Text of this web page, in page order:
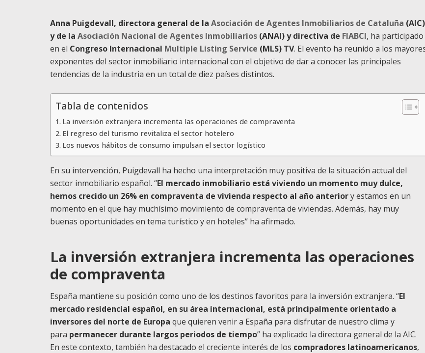
Anna Puigdevall, directora general de la Asociación de Agentes Inmobiliarios de Cataluña (AIC)
y de la Asociación Nacional de Agentes Inmobiliarios (ANAI) y directiva de FIABCI, ha participado
en el Congreso Internacional Multiple Listing Service (MLS) TV. El evento ha reunido a los
exponentes del sector inmobiliario internacional con el objetivo de dar a conocer las principales
tendencias de la industria en un total de diez países distintos.
Tabla de contenidos
La inversión extranjera incrementa las operaciones de compraventa
El regreso del turismo revitaliza el sector hotelero
Los nuevos hábitos de consumo impulsan el sector logístico
En su intervención, Puigdevall ha hecho una interpretación muy positiva de la situación actual del
sector inmobiliario español. “El mercado inmobiliario está viviendo un momento muy dulce,
hemos crecido un 26% en compraventa de vivienda respecto al año anteriory estamos en un
momento en el que hay muchísimo movimiento de compraventa de viviendas. Además, hay muy
buenas oportunidades en tema turístico y en hoteles” ha afirmado.
La inversión extranjera incrementa las operaciones
de compraventa
España mantiene su posición como uno de los destinos favoritos para la inversión extranjera. “El
mercado residencial español, en su área internacional, está principalmente orientado a
inversores del norte de Europa que quieren venir a España para disfrutar de nuestro clima y
para permanecer durante largos periodos de tiempo” ha explicado la directora general de la AIC.
En este contexto, también ha destacado el creciente interés de los compradores latinoamericanos,